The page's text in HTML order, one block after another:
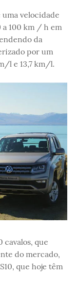
uma velocidade
a 100 km / h em
da
por um
l e 13,7 km/l.
cavalos, que
do mercado,
que hoje têm